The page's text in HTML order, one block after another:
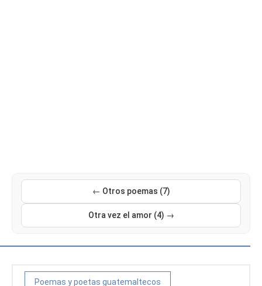
← Otros poemas (7)
Otra vez el amor (4) →
Poemas y poetas guatemaltecos